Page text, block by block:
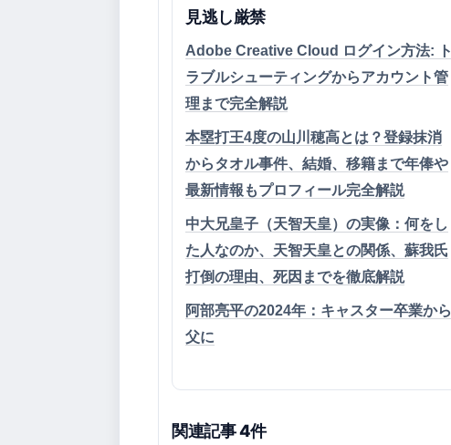
見逃し厳禁
Adobe Creative Cloud ログイン方法: ト
ラブルシューティングからアカウント管
理まで完全解説
本塁打王4度の山川穂高とは？登録抹消
からタオル事件、結婚、移籍まで年俸や
最新情報もプロフィール完全解説
中大兄皇子（天智天皇）の実像：何をし
た人なのか、天智天皇との関係、蘇我氏
打倒の理由、死因までを徹底解説
阿部亮平の2024年：キャスター卒業から
父に
関連記事 4件